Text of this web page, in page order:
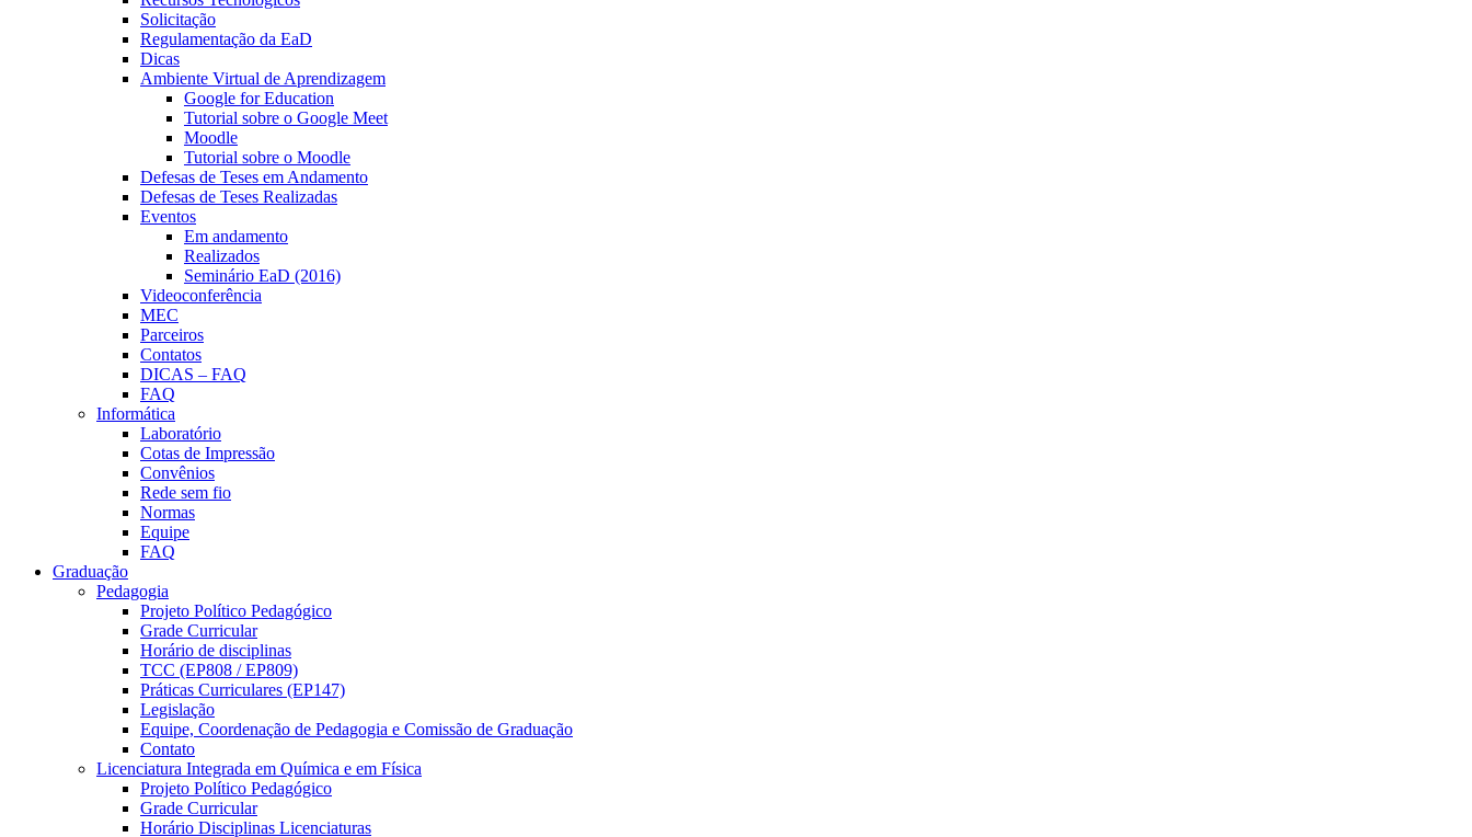
Solicitação
Regulamentação da EaD
Dicas
Ambiente Virtual de Aprendizagem
Google for Education
Tutorial sobre o Google Meet
Moodle
Tutorial sobre o Moodle
Defesas de Teses em Andamento
Defesas de Teses Realizadas
Eventos
Em andamento
Realizados
Seminário EaD (2016)
Videoconferência
MEC
Parceiros
Contatos
DICAS – FAQ
FAQ
Informática
Laboratório
Cotas de Impressão
Convênios
Rede sem fio
Normas
Equipe
FAQ
Graduação
Pedagogia
Projeto Político Pedagógico
Grade Curricular
Horário de disciplinas
TCC (EP808 / EP809)
Práticas Curriculares (EP147)
Legislação
Equipe, Coordenação de Pedagogia e Comissão de Graduação
Contato
Licenciatura Integrada em Química e em Física
Projeto Político Pedagógico
Grade Curricular
Horário Disciplinas Licenciaturas